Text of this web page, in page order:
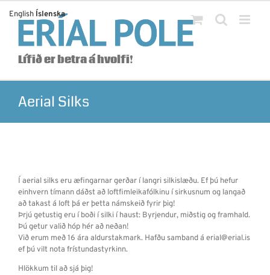
content
Lífið er betra á hvolfi!
Aerial Silks
Í aerial silks eru æfingarnar gerðar í langri silkislæðu. Ef þú hefur
einhvern tímann dáðst að loftfimleikafólkinu í sirkusnum og langað
að takast á loft þá er þetta námskeið fyrir þig!
Þrjú getustig eru í boði í silki í haust: Byrjendur, miðstig og framhald.
Þú getur valið hóp hér að neðan!
Við erum með 16 ára aldurstakmark. Hafðu samband á erial@erial.is
ef þú vilt nota frístundastyrkinn.
Hlökkum til að sjá þig!
English Íslenska